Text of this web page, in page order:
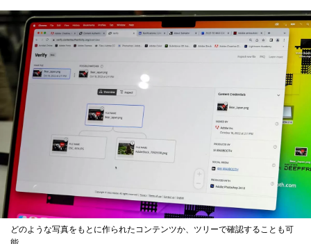
どのような写真をもとに作られたコンテンツか、ツリーで確認することも可